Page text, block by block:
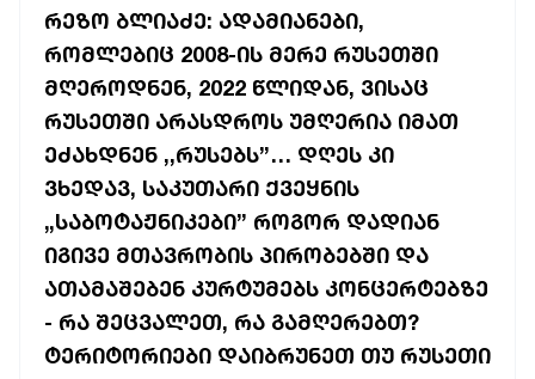
ᲠᲔᲖᲝ ᲑᲚᲘᲐᲫᲔ: ᲐᲓᲐᲛᲘᲐᲜᲔᲑᲘ,
ᲠᲝᲛᲚᲔᲑᲘᲪ 2008-ᲘᲡ ᲛᲔᲠᲔ ᲠᲣᲡᲔᲗᲨᲘ
ᲛᲦᲔᲠᲝᲓᲜᲔᲜ, 2022 ᲬᲚᲘᲓᲐᲜ, ᲕᲘᲡᲐᲪ
ᲠᲣᲡᲔᲗᲨᲘ ᲐᲠᲐᲡᲓᲠᲝᲡ ᲣᲛᲦᲔᲠᲘᲐ ᲘᲛᲐᲗ
ᲔᲫᲐᲮᲓᲜᲔᲜ ,,ᲠᲣᲡᲔᲑᲡ”… ᲓᲦᲔᲡ ᲙᲘ
ᲕᲮᲔᲓᲐᲕ, ᲡᲐᲙᲣᲗᲐᲠᲘ ᲥᲕᲔᲧᲜᲘᲡ
„ᲡᲐᲑᲝᲢᲐᲟᲜᲘᲙᲔᲑᲘ” ᲠᲝᲒᲝᲠ ᲓᲐᲓᲘᲐᲜ
ᲘᲒᲘᲕᲔ ᲛᲗᲐᲕᲠᲝᲑᲘᲡ ᲞᲘᲠᲝᲑᲔᲑᲨᲘ ᲓᲐ
ᲐᲗᲐᲛᲐᲨᲔᲑᲔᲜ ᲙᲣᲠᲢᲣᲛᲔᲑᲡ ᲙᲝᲜᲪᲔᲠᲢᲔᲑᲖᲔ
- ᲠᲐ ᲨᲔᲪᲕᲐᲚᲔᲗ, ᲠᲐ ᲒᲐᲛᲦᲔᲠᲔᲑᲗ?
ᲢᲔᲠᲘᲢᲝᲠᲘᲔᲑᲘ ᲓᲐᲘᲑᲠᲣᲜᲔᲗ ᲗᲣ ᲠᲣᲡᲔᲗᲘ